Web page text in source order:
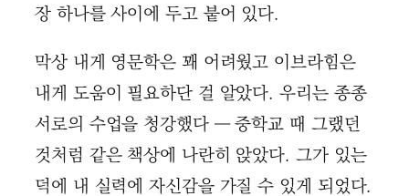
장 하나를 사이에 두고 붙어 있다.
막상 내게 영문학은 꽤 어려웠고 이브라힘은
내게 도움이 필요하단 걸 알았다. 우리는 종종
서로의 수업을 청강했다 ― 중학교 때 그랬던
것처럼 같은 책상에 나란히 앉았다. 그가 있는
덕에 내 실력에 자신감을 가질 수 있게 되었다.